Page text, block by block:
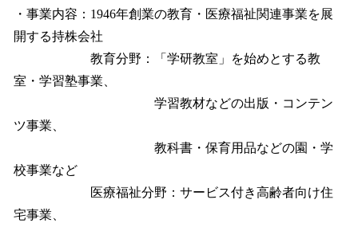
・事業内容：1946年創業の教育・医療福祉関連事業を展
開する持株会社
教育分野：「学研教室」を始めとする教
室・学習塾事業、
学習教材などの出版・コンテン
ツ事業、
教科書・保育用品などの園・学
校事業など
医療福祉分野：サービス付き高齢者向け住
宅事業、